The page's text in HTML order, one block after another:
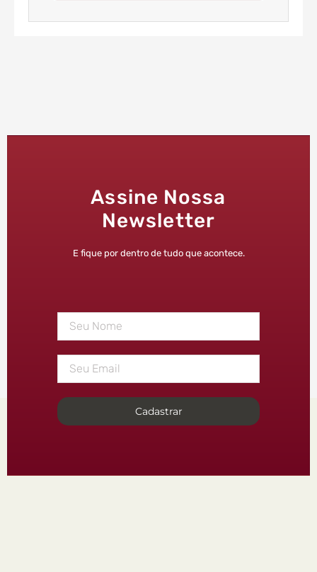
Assine Nossa
Newsletter
E fique por dentro de tudo que acontece.
Cadastrar